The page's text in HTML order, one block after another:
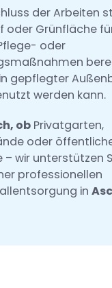
der Arbeiten
oder Grünfläche
oder
gepflegter
werden kann.
ob Privatgarten,
oder
– wir unterstützen
professionellen
in